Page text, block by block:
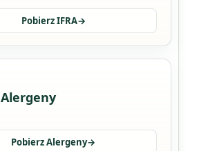
Pobierz IFRA→
Alergeny
Pobierz Alergeny→